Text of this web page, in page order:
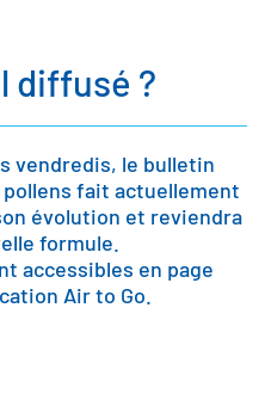
diffusé ?
vendredis, le bulletin
fait actuellement
évolution et reviendra
formule.
accessibles en page
Air to Go.